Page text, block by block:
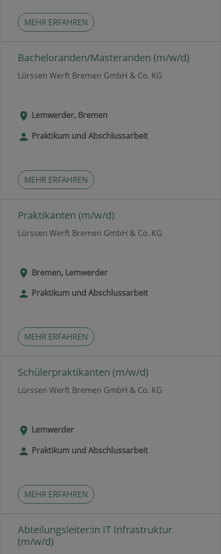
MEHR ERFAHREN
Bacheloranden/Masteranden (m/w/d)
Lürssen Werft Bremen GmbH & Co. KG
Lemwerder, Bremen
Praktikum und Abschlussarbeit
MEHR ERFAHREN
Praktikanten (m/w/d)
Lürssen Werft Bremen GmbH & Co. KG
Bremen, Lemwerder
Praktikum und Abschlussarbeit
MEHR ERFAHREN
Schülerpraktikanten (m/w/d)
Lürssen Werft Bremen GmbH & Co. KG
Lemwerder
Praktikum und Abschlussarbeit
MEHR ERFAHREN
Abteilungsleiter:in IT Infrastruktur
(m/w/d)